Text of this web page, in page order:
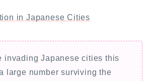
in Japanese Cities
invading Japanese cities this
large number surviving the